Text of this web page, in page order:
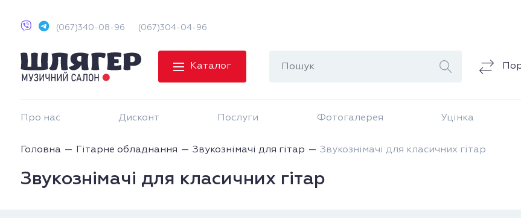
(067)340-08-96 (067)304-04-96
Каталог
Про нас Дисконт Послуги Фотогалерея Уцінка
Головна Гітарне обладнання Звукознімачі для гітар Звукознімачі для класичних гітар
Звукознімачі для класичних гітар